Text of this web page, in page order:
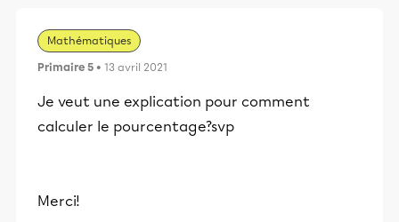
Mathématiques
Primaire 5 • 13 avril 2021
Je veut une explication pour comment
calculer le pourcentage?svp
Merci!